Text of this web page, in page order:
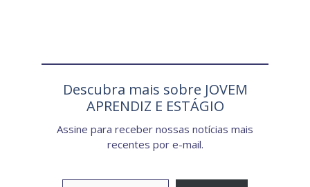
Descubra mais sobre JOVEM
APRENDIZ E ESTÁGIO
Assine para receber nossas notícias mais
recentes por e-mail.
Digite seu e-mail…